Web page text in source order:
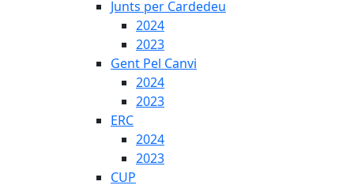
Junts per Cardedeu
2024
2023
Gent Pel Canvi
2024
2023
ERC
2024
2023
CUP